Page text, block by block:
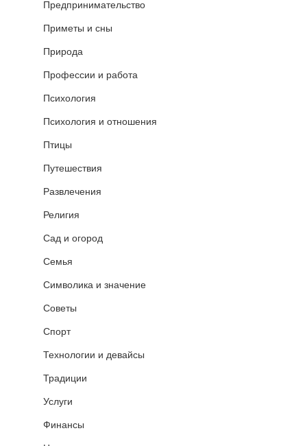
Предпринимательство
Приметы и сны
Природа
Профессии и работа
Психология
Психология и отношения
Птицы
Путешествия
Развлечения
Религия
Сад и огород
Семья
Символика и значение
Советы
Спорт
Технологии и девайсы
Традиции
Услуги
Финансы